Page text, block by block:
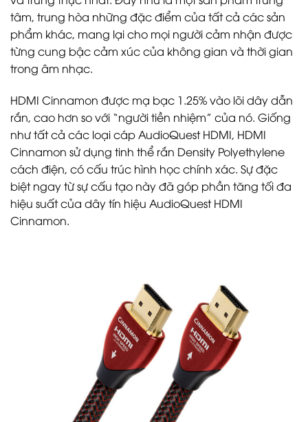
tâm, trung hòa những đặc điểm của tất cả các sản
phẩm khác, mang lại cho mọi người cảm nhận được
từng cung bậc cảm xúc của không gian và thời gian
trong âm nhạc.
HDMI Cinnamon được mạ bạc 1.25% vào lõi dây dẫn
rắn, cao hơn so với “người tiền nhiệm” của nó. Giống
như tất cả các loại cáp AudioQuest HDMI, HDMI
Cinnamon sử dụng tinh thể rắn Density Polyethylene
cách điện, có cấu trúc hình học chính xác. Sự đặc
biệt ngay từ sự cấu tạo này đã góp phần tăng tối đa
hiệu suất của dây tín hiệu AudioQuest HDMI
Cinnamon.